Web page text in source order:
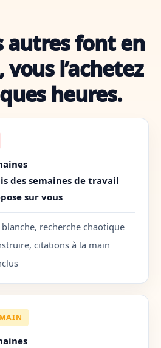
autres font en
l’achetez
heures.
des semaines de travail
sur vous
recherche chaotique
citations à la main